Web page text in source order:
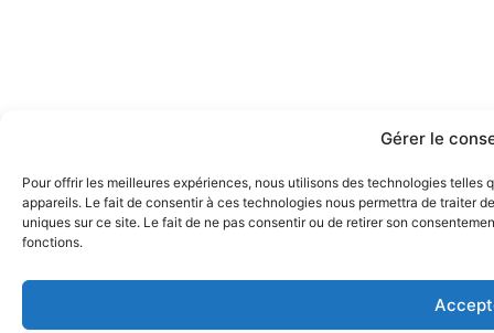
Gérer le
Pour offrir les meilleures expériences, nous utilisons des technologies
appareils. Le fait de consentir à ces technologies nous permettra de traiter
uniques sur ce site. Le fait de ne pas consentir ou de retirer son
fonctions.